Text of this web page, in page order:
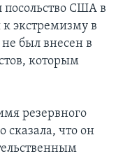
посольство США в
экстремизму в
был внесен в
которым
резервного
сказала, что он